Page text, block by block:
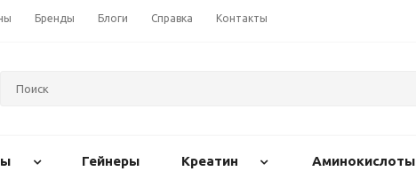
Бренды Блоги Справка Контакты
Гейнеры Креатин Аминокислоты